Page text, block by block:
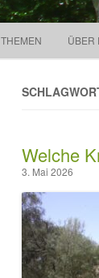
THEMEN ÜBER
Welche
3. Mai 2026